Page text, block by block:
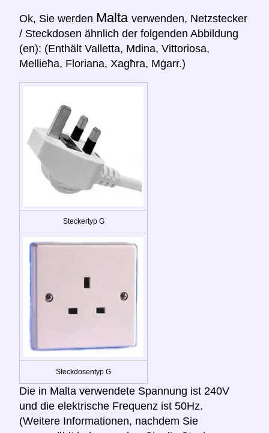
Ok, Sie werden Malta verwenden, Netzstecker
/ Steckdosen ähnlich der folgenden Abbildung
(en): (Enthält Valletta, Mdina, Vittoriosa,
Mellieħa, Floriana, Xagħra, Mġarr.)
Steckertyp G
Steckdosentyp G
Die in Malta verwendete Spannung ist 240V
und die elektrische Frequenz ist 50Hz.
(Weitere Informationen, nachdem Sie